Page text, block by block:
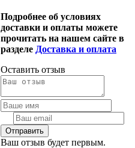
Подробнее об условиях
доставки и оплаты можете
прочитать на нашем сайте в
разделе Доставка и оплата
Оставить отзыв
Ваш отзыв будет первым.